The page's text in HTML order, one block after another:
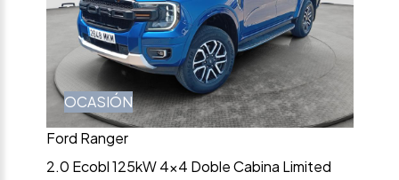
OCASIÓN
Ford Ranger
2.0 Ecobl 125kW 4×4 Doble Cabina Limited